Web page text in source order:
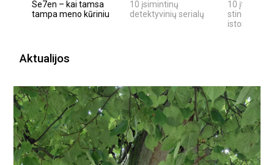
Se7en – kai tamsa
tampa meno kūriniu
10 įsimintinų
detektyvinių serialų
10 įtemptų,
stingdančių
istorijų
Aktualijos